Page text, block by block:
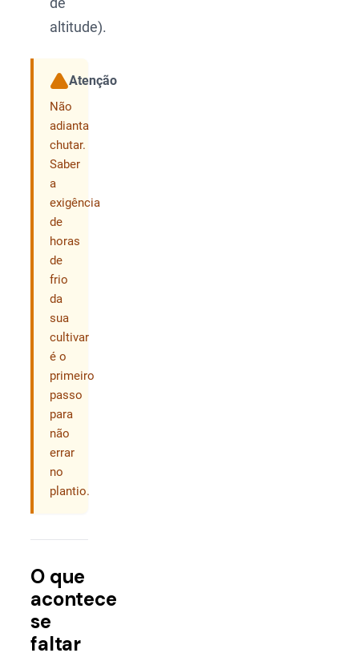
altitude).
Atenção
Não
adianta
chutar.
Saber
a
exigência
de
horas
de
frio
da
sua
cultivar
é o
primeiro
passo
para
não
errar
no
plantio.
O que
acontece
se
faltar